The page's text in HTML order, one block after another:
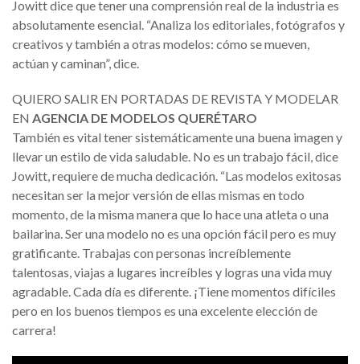
Jowitt dice que tener una comprensión real de la industria es
absolutamente esencial. “Analiza los editoriales, fotógrafos y
creativos y también a otras modelos: cómo se mueven,
actúan y caminan”, dice.
QUIERO SALIR EN PORTADAS DE REVISTA Y MODELAR
EN AGENCIA DE MODELOS QUERÉTARO
También es vital tener sistemáticamente una buena imagen y
llevar un estilo de vida saludable. No es un trabajo fácil, dice
Jowitt, requiere de mucha dedicación. “Las modelos exitosas
necesitan ser la mejor versión de ellas mismas en todo
momento, de la misma manera que lo hace una atleta o una
bailarina. Ser una modelo no es una opción fácil pero es muy
gratificante. Trabajas con personas increíblemente
talentosas, viajas a lugares increíbles y logras una vida muy
agradable. Cada día es diferente. ¡Tiene momentos difíciles
pero en los buenos tiempos es una excelente elección de
carrera!